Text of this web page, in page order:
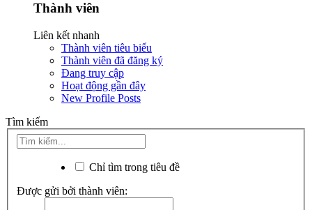
Thành viên
Liên kết nhanh
Thành viên tiêu biểu
Thành viên đã đăng ký
Đang truy cập
Hoạt động gần đây
New Profile Posts
Tìm kiếm
Chỉ tìm trong tiêu đề
Được gửi bởi thành viên: